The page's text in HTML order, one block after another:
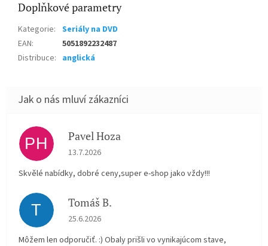
Doplňkové parametry
Kategorie: Seriály na DVD
EAN:
5051892232487
Distribuce: anglická
PH Pavel Hoza
Hodnocení obchodu je 5 z 5 hvězdiček.
13.7.2026
Skvělé nabídky, dobré ceny,super e-shop jako vždy!!!
T Tomáš B.
Hodnocení obchodu je 5 z 5 hvězdiček.
25.6.2026
Môžem len odporučiť. :) Obaly prišli vo vynikajúcom stave,